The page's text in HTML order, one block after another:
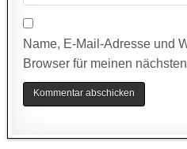
Name, E-Mail-Adresse und
Browser für meinen